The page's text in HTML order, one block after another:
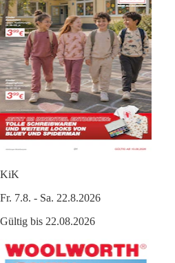
KiK
Fr. 7.8. - Sa. 22.8.2026
Gültig bis 22.08.2026